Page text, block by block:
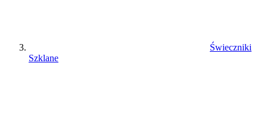
Świeczniki
Szklane